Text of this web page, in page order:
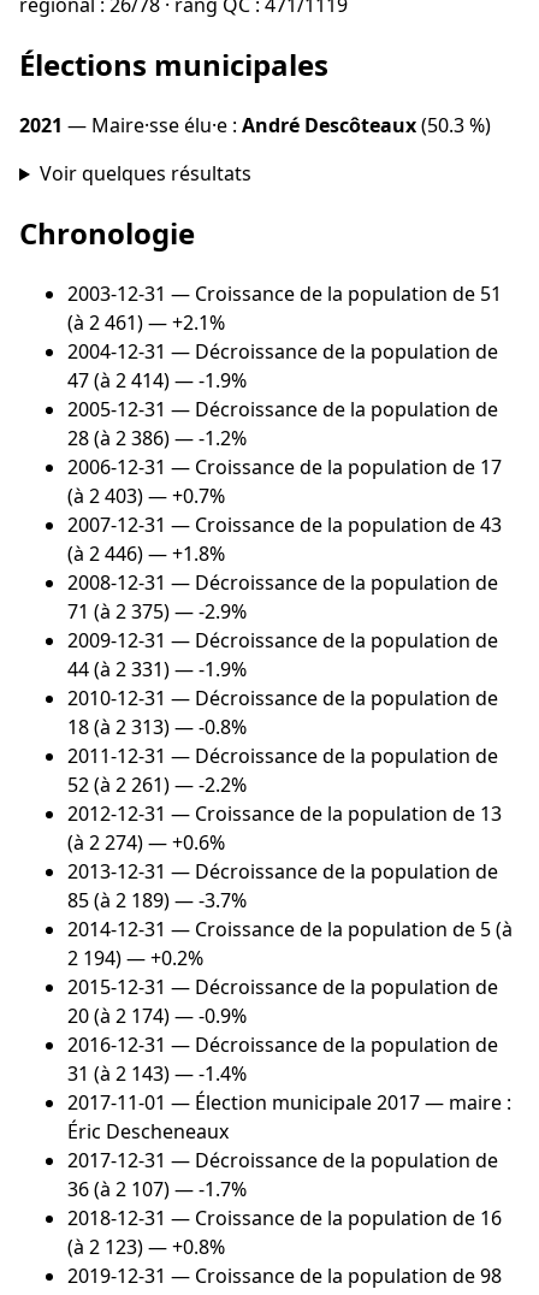
régional : 26/78 · rang QC : 471/1119
Élections municipales
2021 — Maire·sse élu·e : André Descôteaux(50.3 %)
Voir quelques résultats
Chronologie
2003-12-31 — Croissance de la population de 51
(à 2 461) — +2.1%
2004-12-31 — Décroissance de la population de
47 (à 2 414) — -1.9%
2005-12-31 — Décroissance de la population de
28 (à 2 386) — -1.2%
2006-12-31 — Croissance de la population de 17
(à 2 403) — +0.7%
2007-12-31 — Croissance de la population de 43
(à 2 446) — +1.8%
2008-12-31 — Décroissance de la population de
71 (à 2 375) — -2.9%
2009-12-31 — Décroissance de la population de
44 (à 2 331) — -1.9%
2010-12-31 — Décroissance de la population de
18 (à 2 313) — -0.8%
2011-12-31 — Décroissance de la population de
52 (à 2 261) — -2.2%
2012-12-31 — Croissance de la population de 13
(à 2 274) — +0.6%
2013-12-31 — Décroissance de la population de
85 (à 2 189) — -3.7%
2014-12-31 — Croissance de la population de 5 (à
2 194) — +0.2%
2015-12-31 — Décroissance de la population de
20 (à 2 174) — -0.9%
2016-12-31 — Décroissance de la population de
31 (à 2 143) — -1.4%
2017-11-01 — Élection municipale 2017 — maire :
Éric Descheneaux
2017-12-31 — Décroissance de la population de
36 (à 2 107) — -1.7%
2018-12-31 — Croissance de la population de 16
(à 2 123) — +0.8%
2019-12-31 — Croissance de la population de 98